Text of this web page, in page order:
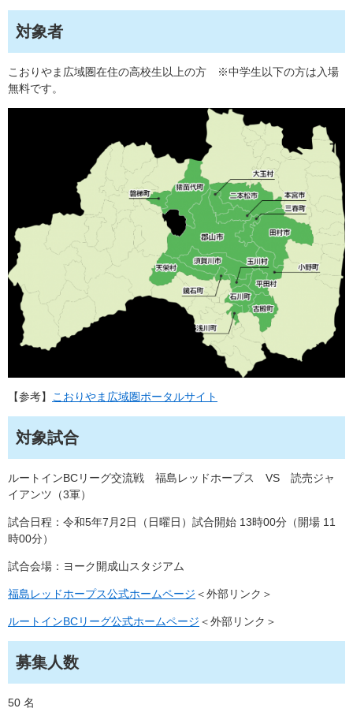
対象者
こおりやま広域圏在住の高校生以上の方 ※中学生以下の方は入場
無料です。
【参考】 こおりやま広域圏ポータルサイト
対象試合
ルートインBCリーグ交流戦 福島レッドホープス VS 読売ジャ
イアンツ（3軍）
試合日程：令和5年7月2日（日曜日）試合開始 13時00分（開場 11
時00分）
試合会場：ヨーク開成山スタジアム
福島レッドホープス公式ホームページ ＜外部リンク＞
ルートインBCリーグ公式ホームページ ＜外部リンク＞
募集人数
50 名